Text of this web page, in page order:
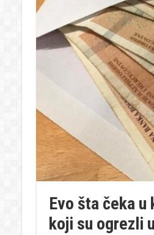
Evo šta čeka
koji su ogrezli